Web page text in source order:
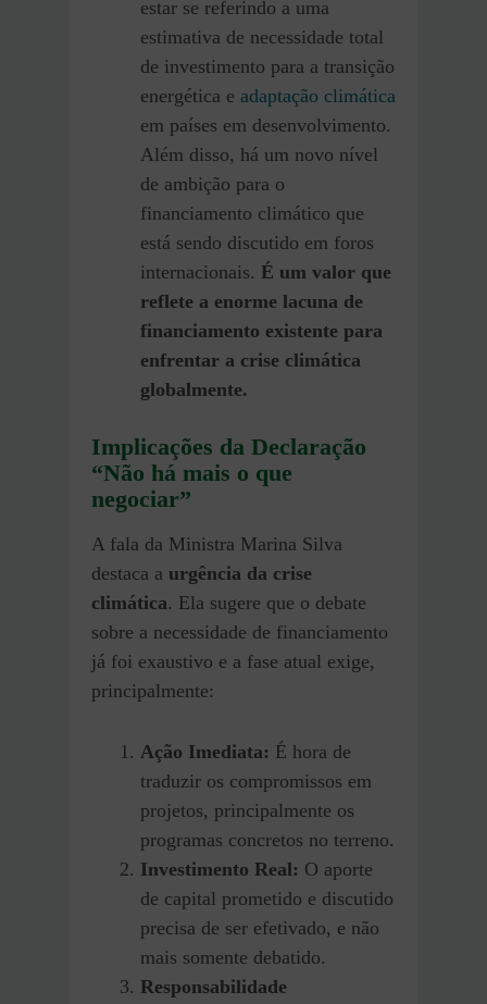
estar se referindo a uma
estimativa de necessidade total
de investimento para a transição
energética e adaptação climática
em países em desenvolvimento.
Além disso, há um novo nível
de ambição para o
financiamento climático que
está sendo discutido em foros
internacionais. É um valor que
reflete a enorme lacuna de
financiamento existente para
enfrentar a crise climática
globalmente.
Implicações da Declaração
“Não há mais o que
negociar”
A fala da Ministra Marina Silva
destaca a urgência da crise
climática. Ela sugere que o debate
sobre a necessidade de financiamento
já foi exaustivo e a fase atual exige,
principalmente:
Ação Imediata: É hora de
traduzir os compromissos em
projetos, principalmente os
programas concretos no terreno.
Investimento Real: O aporte
de capital prometido e discutido
precisa de ser efetivado, e não
mais somente debatido.
Responsabilidade